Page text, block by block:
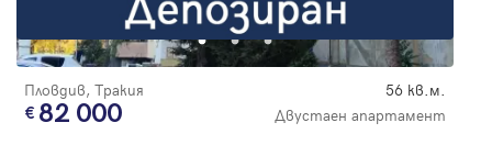
Пловдив, Тракия 56 кв.м.
82 000 Двустаен апартамент